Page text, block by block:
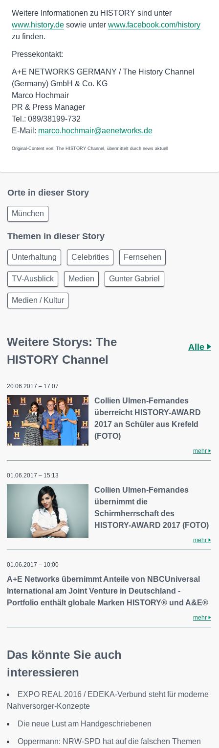
Weitere Informationen zu HISTORY sind unter
www.history.de sowie unter www.facebook.com/history
zu finden.
Pressekontakt:
A+E NETWORKS GERMANY / The History Channel
(Germany) GmbH & Co. KG
Marco Hochmair
PR & Press Manager
Tel.: 089/38199-732
E-Mail: marco.hochmair@aenetworks.de
Original-Content von: The HISTORY Channel, übermittelt durch news aktuell
Orte in dieser Story
München
Themen in dieser Story
Unterhaltung Celebrities Fernsehen
TV-Ausblick Medien Gunter Gabriel
Medien / Kultur
Weitere Storys: The
HISTORY Channel
Alle
20.06.2017 – 17:07
Collien Ulmen-Fernandes
überreicht HISTORY-AWARD
2017 an Schüler aus Krefeld
(FOTO)
mehr
01.06.2017 – 15:13
Collien Ulmen-Fernandes
übernimmt die
Schirmherrschaft des
HISTORY-AWARD 2017 (FOTO)
mehr
01.06.2017 – 10:00
A+E Networks übernimmt Anteile von NBCUniversal
International am Joint Venture in Deutschland -
Portfolio enthält globale Marken HISTORY® und A&E®
mehr
Das könnte Sie auch
interessieren
EXPO REAL 2016 / EDEKA-Verbund steht für moderne
Nahversorger-Konzepte
Die neue Lust am Handgeschriebenen
Oppermann: NRW-SPD hat auf die falschen Themen